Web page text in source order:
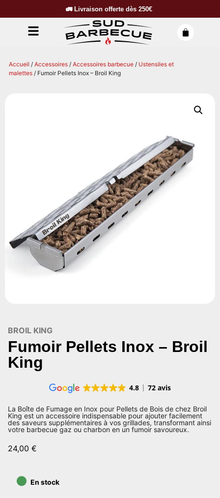
🚛 Livraison offerte dès 250€
Accueil / Accessoires / Accessoires barbecue / Ustensiles et
malettes / Fumoir Pellets Inox – Broil King
BROIL KING
Fumoir Pellets Inox – Broil
King
4.8 72 avis
La Boîte de Fumage en Inox pour Pellets de Bois de chez Broil
King est un accessoire indispensable pour ajouter facilement
des saveurs supplémentaires à vos grillades, transformant ainsi
votre barbecue gaz ou charbon en un fumoir savoureux.
24,00 €
• En stock